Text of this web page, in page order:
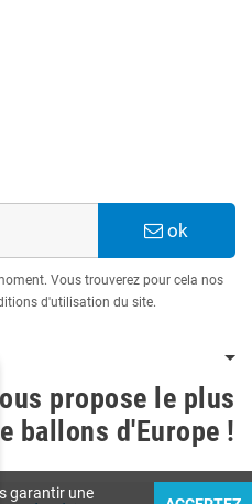
ok
Vous trouverez pour cela nos
d'utilisation du site.
propose le plus
ballons d'Europe !
garantir une